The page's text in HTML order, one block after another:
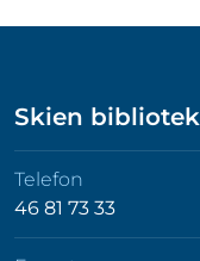
Skien bibliotek
Telefon
46 81 73 33